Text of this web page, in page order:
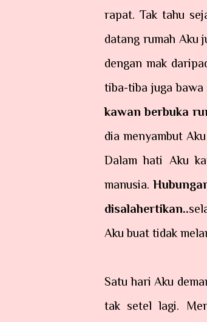
rapat. Tak tahu
datang rumah Aku
dengan mak
tiba-tiba juga
kawan berbuka
dia menyambut
Dalam hati Aku
manusia.
disalahertikan..
Aku buat tidak
Satu hari Aku
tak setel lagi.